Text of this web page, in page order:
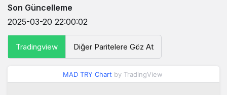
Son Güncelleme
2025-03-20 22:00:02
Tradingview Diğer Paritelere Göz At
MAD TRY Chart by TradingView